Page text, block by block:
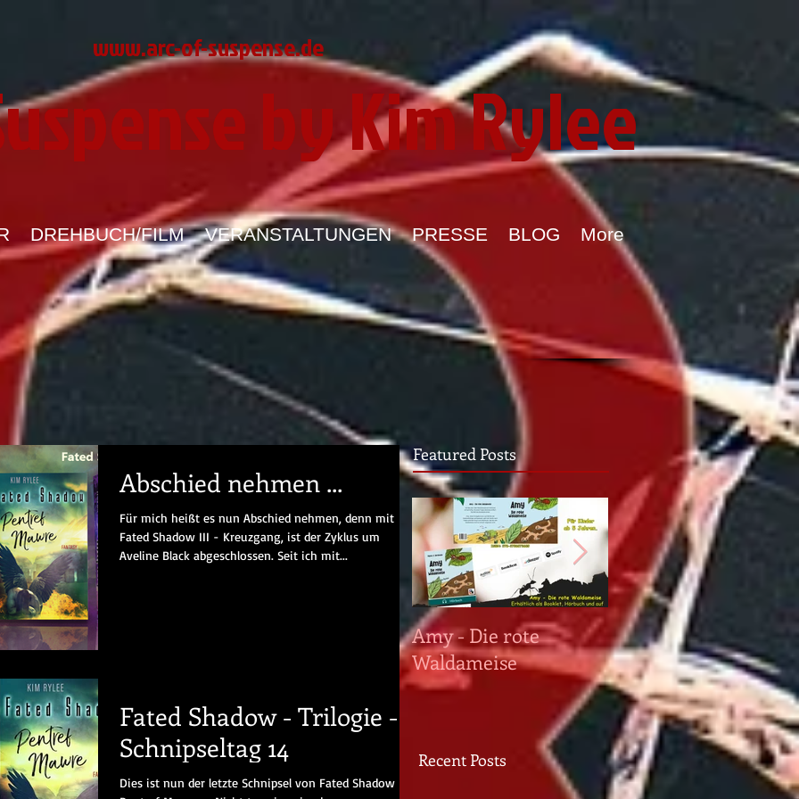
www.arc-of-suspense.de
by Kim Rylee
DREHBUCH/FILM VERANSTALTUNGEN PRESSE BLOG More
Abschied nehmen ...
Für mich heißt es nun Abschied nehmen, denn mit
Fated Shadow III - Kreuzgang, ist der Zyklus um
Aveline Black abgeschlossen. Seit ich mit...
Fated Shadow - Trilogie -
Schnipseltag 14
Dies ist nun der letzte Schnipsel von Fated Shadow -
Featured Posts
Amy - Die rote
Waldameise
PRAEGRESSUS ist da!
Recent Posts